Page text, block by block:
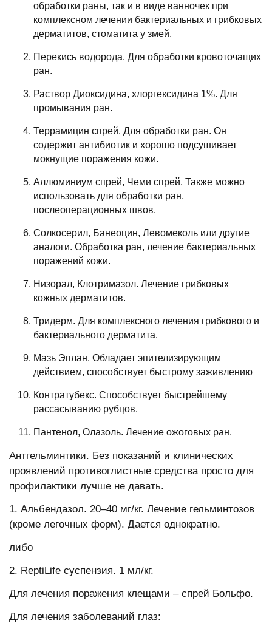
обработки раны, так и в виде ванночек при
комплексном лечении бактериальных и грибковых
дерматитов, стоматита у змей.
Перекись водорода. Для обработки кровоточащих
ран.
Раствор Диоксидина, хлоргексидина 1%. Для
промывания ран.
Террамицин спрей. Для обработки ран. Он
содержит антибиотик и хорошо подсушивает
мокнущие поражения кожи.
Аллюминиум спрей, Чеми спрей. Также можно
использовать для обработки ран,
послеоперационных швов.
Солкосерил, Банеоцин, Левомеколь или другие
аналоги. Обработка ран, лечение бактериальных
поражений кожи.
Низорал, Клотримазол. Лечение грибковых
кожных дерматитов.
Тридерм. Для комплексного лечения грибкового и
бактериального дерматита.
Мазь Эплан. Обладает эпителизирующим
действием, способствует быстрому заживлению
Контратубекс. Способствует быстрейшему
рассасыванию рубцов.
Пантенол, Олазоль. Лечение ожоговых ран.
Антгельминтики. Без показаний и клинических
проявлений противоглистные средства просто для
профилактики лучше не давать.
1. Альбендазол. 20–40 мг/кг. Лечение гельминтозов
(кроме легочных форм). Дается однократно.
либо
2. ReptiLife суспензия. 1 мл/кг.
Для лечения поражения клещами – спрей Больфо.
Для лечения заболеваний глаз: